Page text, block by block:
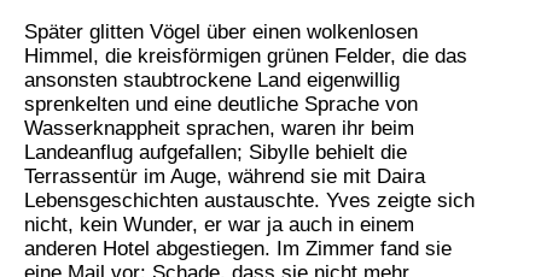
Später glitten Vögel über einen wolkenlosen
Himmel, die kreisförmigen grünen Felder, die das
ansonsten staubtrockene Land eigenwillig
sprenkelten und eine deutliche Sprache von
Wasserknappheit sprachen, waren ihr beim
Landeanflug aufgefallen; Sibylle behielt die
Terrassentür im Auge, während sie mit Daira
Lebensgeschichten austauschte. Yves zeigte sich
nicht, kein Wunder, er war ja auch in einem
anderen Hotel abgestiegen. Im Zimmer fand sie